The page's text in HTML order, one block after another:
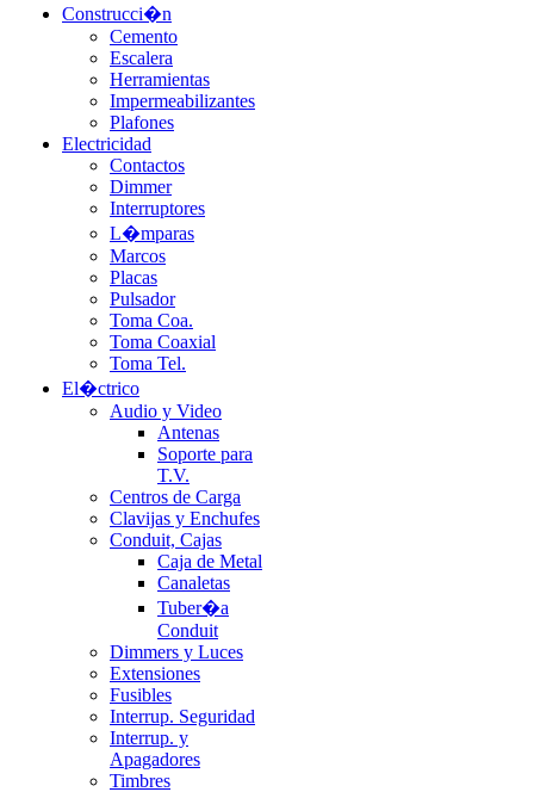
Construcci�n
Cemento
Escalera
Herramientas
Impermeabilizantes
Plafones
Electricidad
Contactos
Dimmer
Interruptores
L�mparas
Marcos
Placas
Pulsador
Toma Coa.
Toma Coaxial
Toma Tel.
El�ctrico
Audio y Video
Antenas
Soporte para
T.V.
Centros de Carga
Clavijas y Enchufes
Conduit, Cajas
Caja de Metal
Canaletas
Tuber�a
Conduit
Dimmers y Luces
Extensiones
Fusibles
Interrup. Seguridad
Interrup. y
Apagadores
Timbres